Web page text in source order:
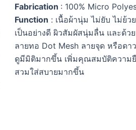
Fabrication : 100% Micro
Function : เนื้อผ้านุ่ม ไม่ยับ ไม่ย้ว
เป็นอย่างดี ผิวสัมผัสนุ่มลื่น และด้ว
ลายทอ Dot Mesh ลายจุด หรือดา
ดูมีมิติมากขึ้น เพิ่มคุณสมบัติความ
สวมใส่สบายมากขึ้น